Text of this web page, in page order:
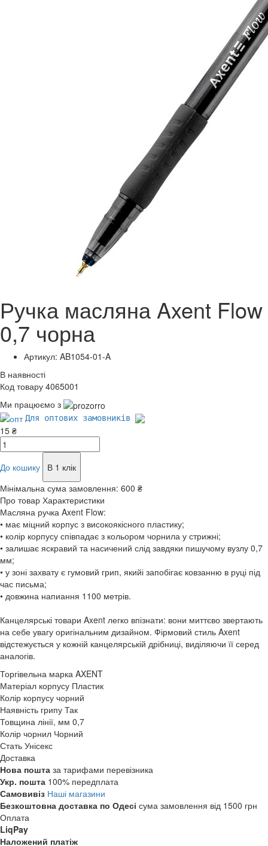
Ручка масляна Axent Flow
0,7 чорна
Артикул: AB1054-01-A
В наявності
Код товару 4065001
Ми працюємо з
Для оптових замовників
15 ₴
До кошику
В 1 клік
Мінімальна сума замовлення: 600 ₴
Про товар Характеристики
Масляна ручка Axent Flow:
• має міцний корпус з високоякісного пластику;
• колір корпусу співпадає з кольором чорнила у стрижні;
• залишає яскравий та насичений слід завдяки пишучому вузлу 0,7
мм;
• у зоні захвату є гумовий грип, якийі запобігає ковзанню в руці під
час письма;
• довжина напиання 1100 метрів.
Канцелярські товари Axent легко впізнати: вони миттєво звертають
на себе увагу оригінальним дизайном. Фірмовий стиль Axent
відстежується у кожній канцелярській дрібниці, виділяючи її серед
аналогів.
Торгівельна марка AXENT
Матеріал корпусу Пластик
Колір корпусу чорний
Наявність грипу Так
Товщина лінії, мм 0,7
Колір чорнил Чорний
Стать Унісекс
Доставка
Нова пошта за тарифами перевізника
Укр. пошта 100% передплата
Самовивіз Наші магазини
Безкоштовна доставка по Одесі сума замовлення від 1500 грн
Оплата
LiqPay
Наложений платіж